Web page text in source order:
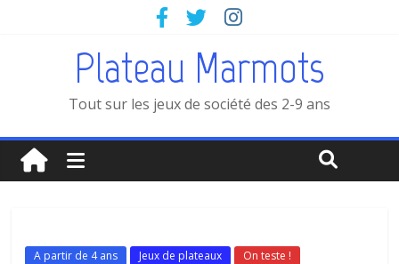
Plateau Marmots
Tout sur les jeux de société des 2-9 ans
A partir de 4 ans Jeux de plateaux On teste !